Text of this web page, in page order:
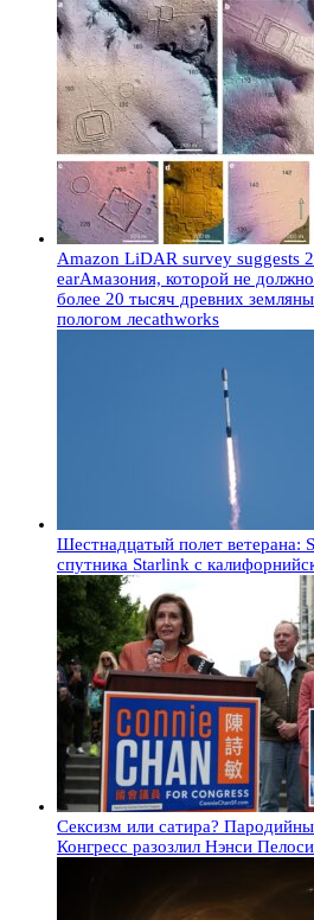
Amazon LiDAR survey suggests
earАмазония, которой не
более 20 тысяч древних
пологом лесаthworks
Шестнадцатый полет ветерана:
спутника Starlink с
Сексизм или сатира?
Конгресс разозлил Нэнси